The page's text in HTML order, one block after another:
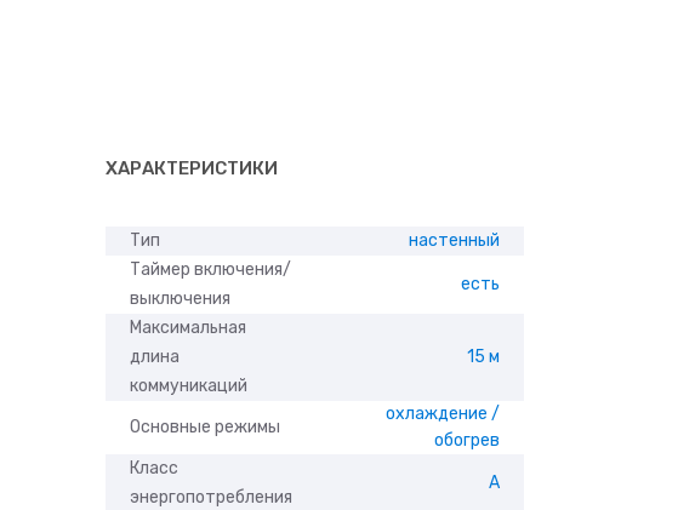
ХАРАКТЕРИСТИКИ
Тип
настенный
Таймер включения/
выключения
есть
Максимальная
длина
коммуникаций
15 м
Основные режимы
охлаждение /
обогрев
Класс
энергопотребления
A